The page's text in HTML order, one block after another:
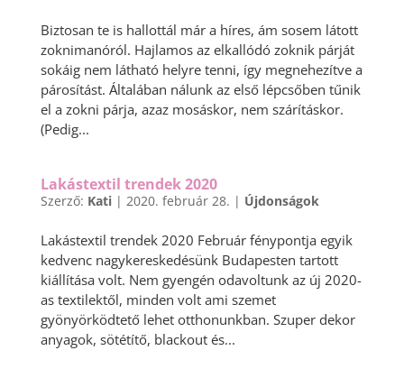
Biztosan te is hallottál már a híres, ám sosem látott
zoknimanóról. Hajlamos az elkallódó zoknik párját
sokáig nem látható helyre tenni, így megnehezítve a
párosítást. Általában nálunk az első lépcsőben tűnik
el a zokni párja, azaz mosáskor, nem szárításkor.
(Pedig...
Lakástextil trendek 2020
Szerző: Kati| 2020. február 28. | Újdonságok
Lakástextil trendek 2020 Február fénypontja egyik
kedvenc nagykereskedésünk Budapesten tartott
kiállítása volt. Nem gyengén odavoltunk az új 2020-
as textilektől, minden volt ami szemet
gyönyörködtető lehet otthonunkban. Szuper dekor
anyagok, sötétítő, blackout és...